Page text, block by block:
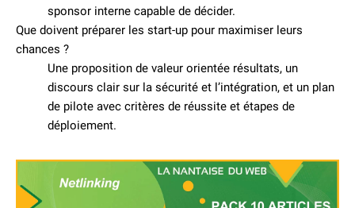
sponsor interne capable de décider.
Que doivent préparer les start-up pour maximiser leurs
chances ?
Une proposition de valeur orientée résultats, un
discours clair sur la sécurité et l’intégration, et un plan
de pilote avec critères de réussite et étapes de
déploiement.